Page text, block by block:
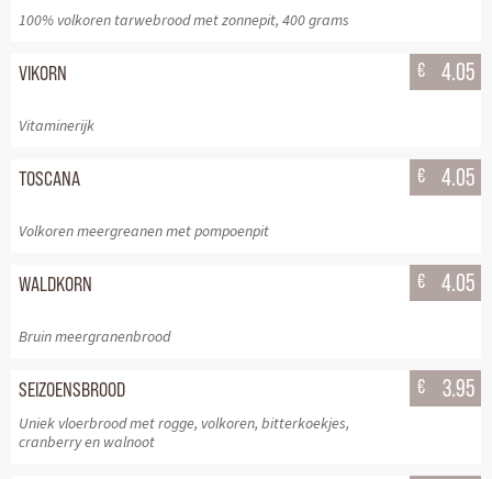
100% volkoren tarwebrood met zonnepit, 400 grams
VIKORN
Vitaminerijk
€ 4.05
TOSCANA
Volkoren meergreanen met pompoenpit
€ 4.05
WALDKORN
Bruin meergranenbrood
€ 4.05
SEIZOENSBROOD
Uniek vloerbrood met rogge, volkoren, bitterkoekjes,
cranberry en walnoot
€ 3.95